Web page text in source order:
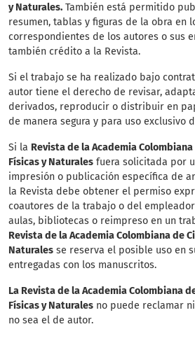
y Naturales. También está permitido
resumen, tablas y figuras de la obra en
correspondientes de los autores o sus
también crédito a la Revista.
Si el trabajo se ha realizado bajo
autor tiene el derecho de revisar,
derivados, reproducir o distribuir en
de manera segura y para uso exclusivo
Si la Revista de la Academia
Físicas y Naturales fuera solicitada por
impresión o publicación específica de
la Revista debe obtener el permiso
coautores de la trabajo o del
aulas, bibliotecas o reimpreso en un
Revista de la Academia Colombiana de
Naturales se reserva el posible uso en
entregadas con los manuscritos.
La Revista de la Academia Colombiana
Físicas y Naturales no puede reclamar
no sea el de autor.